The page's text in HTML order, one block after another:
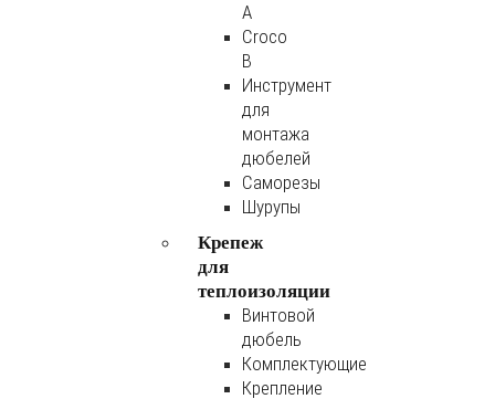
A
Croco
B
Инструмент
для
монтажа
дюбелей
Саморезы
Шурупы
Крепеж
для
теплоизоляции
Винтовой
дюбель
Комплектующие
Крепление